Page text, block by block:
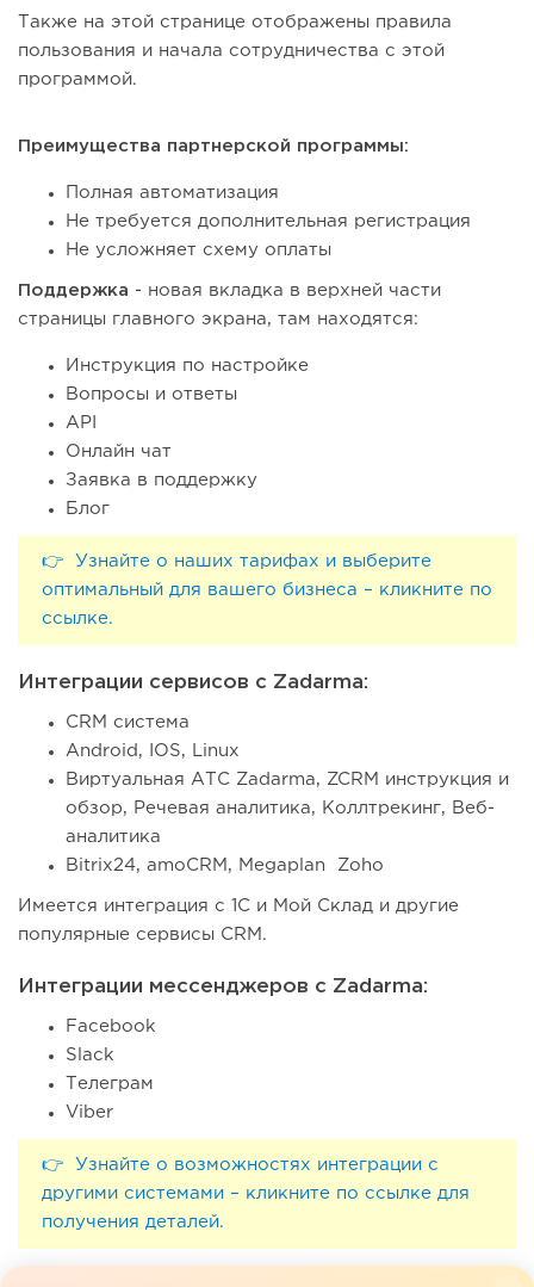
Также на этой странице отображены правила
пользования и начала сотрудничества с этой
программой.
Преимущества партнерской программы:
Полная автоматизация
Не требуется дополнительная регистрация
Не усложняет схему оплаты
Поддержка - новая вкладка в верхней части
страницы главного экрана, там находятся:
Инструкция по настройке
Вопросы и ответы
API
Онлайн чат
Заявка в поддержку
Блог
👉 Узнайте о наших тарифах и выберите
оптимальный для вашего бизнеса – кликните по
ссылке.
Интеграции сервисов с Zadarma:
CRM система
Android, IOS, Linux
Виртуальная АТС Zadarma, ZCRM инструкция и
обзор, Речевая аналитика, Коллтрекинг, Веб-
аналитика
Bitrix24, amoCRM, Megaplan Zoho
Имеется интеграция с 1С и Мой Склад и другие
популярные сервисы CRM.
Интеграции мессенджеров с Zadarma:
Facebook
Slack
Телеграм
Viber
👉 Узнайте о возможностях интеграции с
другими системами – кликните по ссылке для
получения деталей.